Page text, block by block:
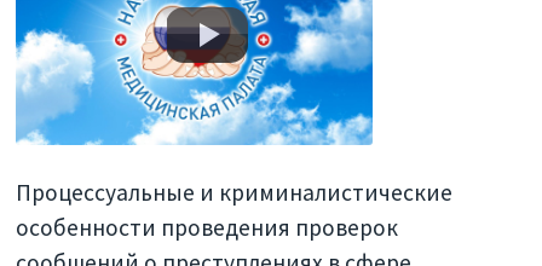
Процессуальные и криминалистические
особенности проведения проверок